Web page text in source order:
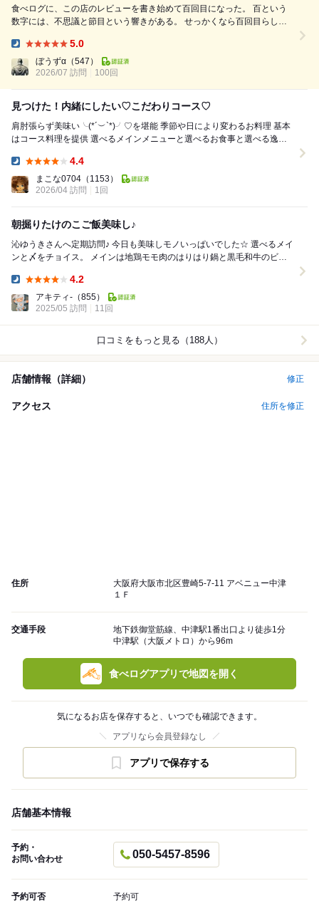
食べログに、この店のレビューを書き始めて百回目になった。 百という
数字には、不思議と節目という響きがある。 せっかくなら百回目らしい
これという答えは決まらないまま、その日を迎えた。 百回目に運ばれて
きたのは、スペアリブだ...
5.0
ぼうずα （547）
2026/07 訪問
100回
見つけた！内緒にしたい♡こだわりコース♡
肩肘張らず美味い╰(*´︶`*)╯♡を堪能 季節や日により変わるお料理 基本
はコース料理を提供 選べるメインメニューと選べるお食事と選べる逸品
4.4
まこな0704 （1153）
2026/04 訪問
1回
朝掘りたけのこご飯美味し♪
沁ゆうきさんへ定期訪問♪ 今日も美味しモノいっぱいでした☆ 選べるメイ
ンと〆をチョイス。 メインは地鶏モモ肉のはりはり鍋と黒毛和牛のビフ
4.2
アキティ- （855）
2025/05 訪問
11回
口コミをもっと見る（188人）
店舗情報（詳細） 修正
アクセス 住所を修正
住所
大阪府大阪市北区豊崎5-7-11 アベニュー中津
１Ｆ
交通手段
地下鉄御堂筋線、中津駅1番出口より徒歩1分
中津駅（大阪メトロ）から96m
食べログアプリで地図を開く
気になるお店を保存すると、いつでも確認できます。
アプリなら会員登録なし
アプリで保存する
店舗基本情報
予約・
お問い合わせ
050-5457-8596
予約可否 予約可